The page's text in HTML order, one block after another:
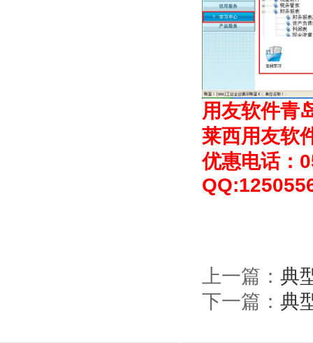
用友软件青
莱西用友软
优惠电话：
上一篇： 典
下一篇： 典